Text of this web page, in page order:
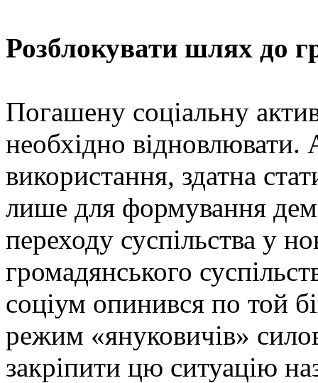
Розблокувати шлях до
Погашену соціальну
необхідно відновлювати.
використання, здатна
лише для формування
переходу суспільства у
громадянського
соціум опинився по той
режим «януковичів»
закріпити цю ситуацію